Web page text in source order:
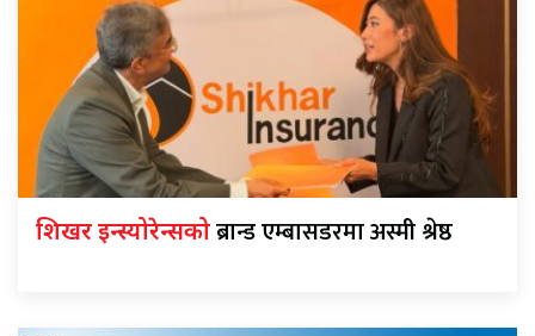
शिखर इन्स्योरेन्सकोब्रान्ड एम्बासडरमा अस्मी श्रेष्ठ